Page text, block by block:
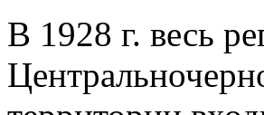
В 1928 г. весь